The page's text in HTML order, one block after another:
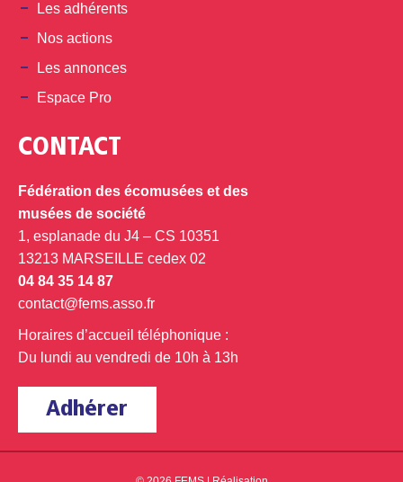
Les adhérents
Nos actions
Les annonces
Espace Pro
CONTACT
Fédération des écomusées et des
musées de société
1, esplanade du J4 – CS 10351
13213 MARSEILLE cedex 02
04 84 35 14 87
contact@fems.asso.fr
Horaires d’accueil téléphonique :
Du lundi au vendredi de 10h à 13h
Adhérer